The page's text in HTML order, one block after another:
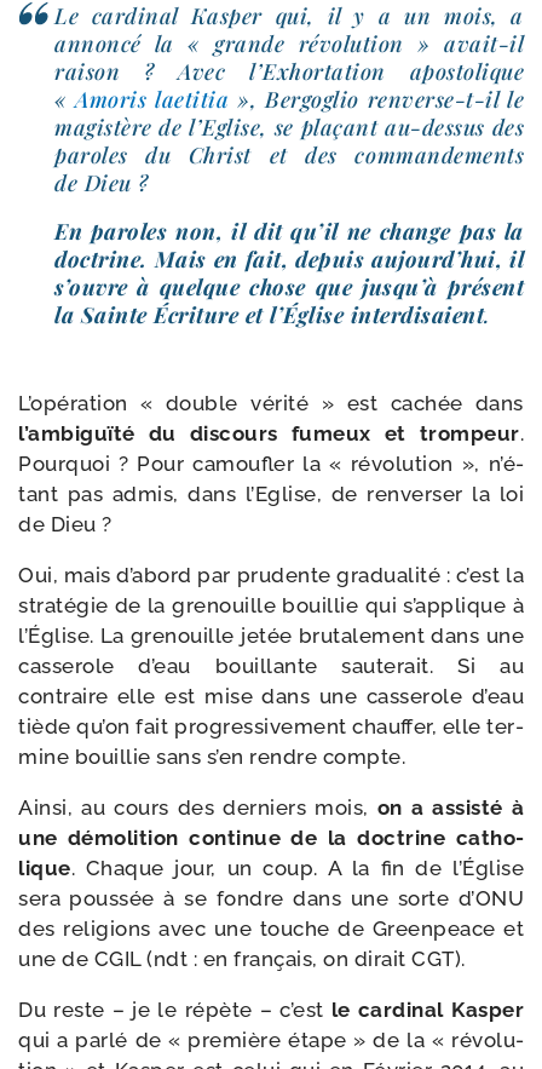
Le car­di­nal Kasper qui, il y a un mois, a
annon­cé la « grande révo­lu­tion » avait-​il
rai­son ? Avec l’Exhortation apos­to­lique
«Amoris lae­ti­tia », Bergoglio renverse-​t-​il le
magis­tère de l’Eglise, se pla­çant au-​dessus des
paroles du Christ et des com­man­de­ments
de Dieu ?
En paroles non, il dit qu’il ne change pas la
doc­trine. Mais en fait, depuis aujourd’­hui, il
s’ouvre à quelque chose que jus­qu’à pré­sent
la Sainte Écriture et l’Église inter­di­saient.
L’opération « double véri­té » est cachée dans
l’am­bi­guï­té du dis­cours fumeux et trom­peur.
Pourquoi ? Pour camou­fler la « révo­lu­tion », n’é­
tant pas admis, dans l’Eglise, de ren­ver­ser la loi
de Dieu ?
Oui, mais d’a­bord par pru­dente gra­dua­li­té : c’est la
stra­té­gie de la gre­nouille bouillie qui s’ap­plique à
l’Église. La gre­nouille jetée bru­ta­le­ment dans une
cas­se­role d’eau bouillante sau­te­rait. Si au
contraire elle est mise dans une cas­se­role d’eau
tiède qu’on fait pro­gres­si­ve­ment chauf­fer, elle ter­
mine bouillie sans s’en rendre compte.
Ainsi, au cours des der­niers mois, on a assis­té à
une démo­li­tion conti­nue de la doc­trine catho­
lique. Chaque jour, un coup. A la fin de l’Église
sera pous­sée à se fondre dans une sorte d’ONU
des reli­gions avec une touche de Greenpeace et
une de CGIL (ndt : en fran­çais, on dirait CGT).
Du reste – je le répète – c’est le car­di­nal Kasper
qui a par­lé de « pre­mière étape » de la « révo­lu­